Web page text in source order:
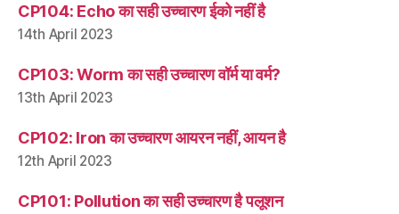
CP104: Echo का सही उच्चारण ईको नहीं है
14th April 2023
CP103: Worm का सही उच्चारण वॉर्म या वर्म?
13th April 2023
CP102: Iron का उच्चारण आयरन नहीं, आयन है
12th April 2023
CP101: Pollution का सही उच्चारण है पलूशन